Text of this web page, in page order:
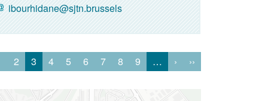
ibourhidane@sjtn.brussels
2 3 4 5 6 7 8 9 … › ››